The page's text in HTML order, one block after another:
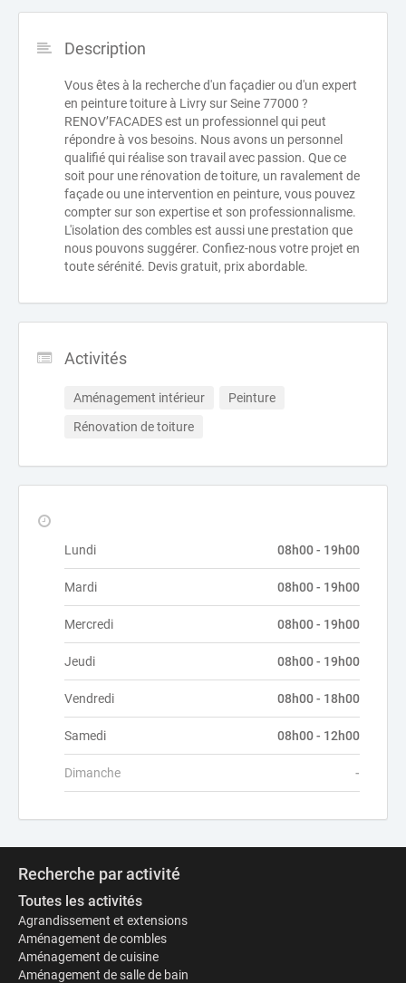
Description
Vous êtes à la recherche d'un façadier ou d'un expert
en peinture toiture à Livry sur Seine 77000 ?
RENOV’FACADES est un professionnel qui peut
répondre à vos besoins. Nous avons un personnel
qualifié qui réalise son travail avec passion. Que ce
soit pour une rénovation de toiture, un ravalement de
façade ou une intervention en peinture, vous pouvez
compter sur son expertise et son professionnalisme.
L'isolation des combles est aussi une prestation que
nous pouvons suggérer. Confiez-nous votre projet en
toute sérénité. Devis gratuit, prix abordable.
Activités
Aménagement intérieur
Peinture
Rénovation de toiture
Lundi 08h00 - 19h00
Mardi 08h00 - 19h00
Mercredi 08h00 - 19h00
Jeudi 08h00 - 19h00
Vendredi 08h00 - 18h00
Samedi 08h00 - 12h00
Dimanche -
Recherche par activité
Toutes les activités
Agrandissement et extensions
Aménagement de combles
Aménagement de cuisine
Aménagement de salle de bain